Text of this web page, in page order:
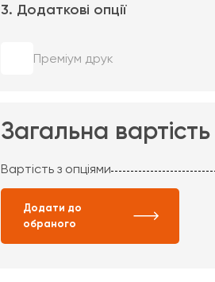
3. Додаткові опції
Преміум друк
Загальна вартість
Вартість з опціями
Додати до
обраного